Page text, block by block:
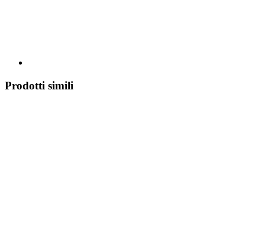
Prodotti simili